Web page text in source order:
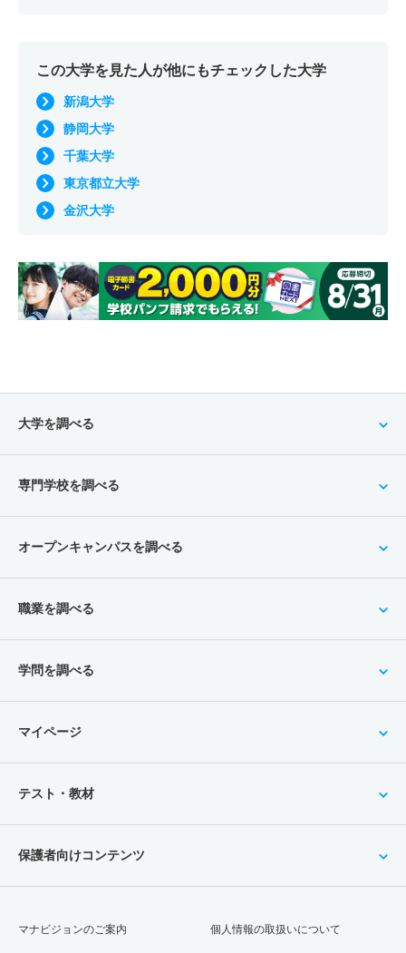
この大学を見た人が他にもチェックした大学
新潟大学
静岡大学
千葉大学
東京都立大学
金沢大学
大学を調べる
専門学校を調べる
オープンキャンパスを調べる
職業を調べる
学問を調べる
マイページ
テスト・教材
保護者向けコンテンツ
マナビジョンのご案内 個人情報の取扱いについて